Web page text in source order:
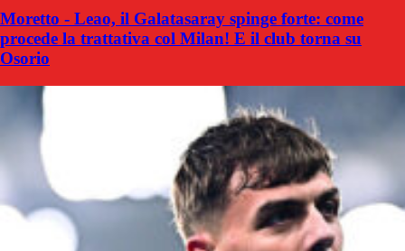
Moretto - Leao, il Galatasaray spinge forte: come
procede la trattativa col Milan! E il club torna su
Osorio